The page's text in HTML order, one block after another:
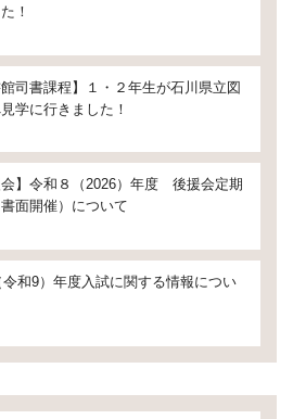
！
館司書課程】１・２年生が石川県立図
学に行きました！
会】令和８（2026）年度 後援会定期
面開催）について
令和9）年度入試に関する情報につい